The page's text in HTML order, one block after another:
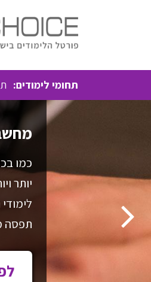
תחומי לימודים:
כמו
יותר
תפסה